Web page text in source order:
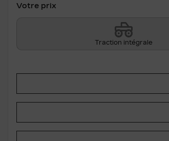
Votre prix
Traction intégrale